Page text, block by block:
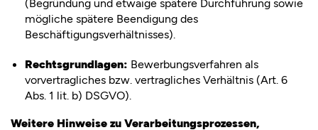
mögliche spätere Beendigung des
Beschäftigungsverhältnisses).
Rechtsgrundlagen: Bewerbungsverfahren als
vorvertragliches bzw. vertragliches Verhältnis (Art. 6
Abs. 1 lit. b) DSGVO).
Weitere Hinweise zu Verarbeitungsprozessen,